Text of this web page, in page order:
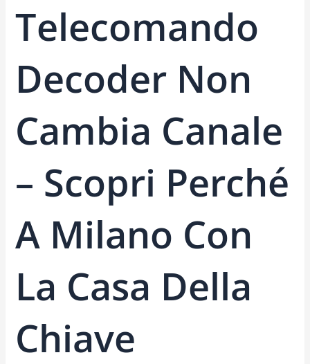
Telecomando
Decoder Non
Cambia Canale
– Scopri Perché
A Milano Con
La Casa Della
Chiave